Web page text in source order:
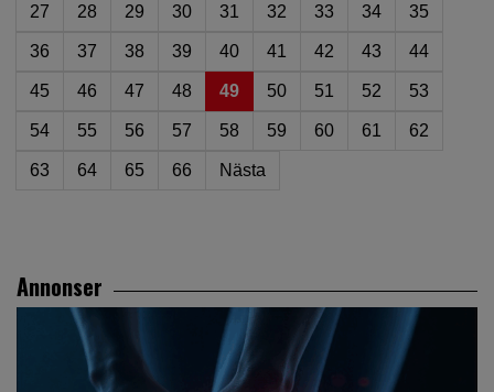
27 28 29 30 31 32 33 34 35
36 37 38 39 40 41 42 43 44
45 46 47 48 49 50 51 52 53
54 55 56 57 58 59 60 61 62
63 64 65 66 Nästa
Annonser